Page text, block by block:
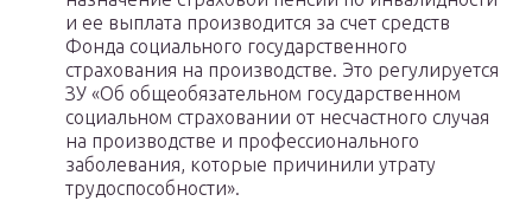
и ее выплата производится за счет средств
Фонда социального государственного
страхования на производстве. Это регулируется
ЗУ «Об общеобязательном государственном
социальном страховании от несчастного случая
на производстве и профессионального
заболевания, которые причинили утрату
трудоспособности».